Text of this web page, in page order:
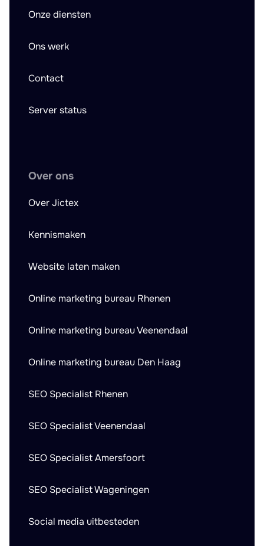
Onze diensten
Ons werk
Contact
Server status
Over ons
Over Jictex
Kennismaken
Website laten maken
Online marketing bureau Rhenen
Online marketing bureau Veenendaal
Online marketing bureau Den Haag
SEO Specialist Rhenen
SEO Specialist Veenendaal
SEO Specialist Amersfoort
SEO Specialist Wageningen
Social media uitbesteden